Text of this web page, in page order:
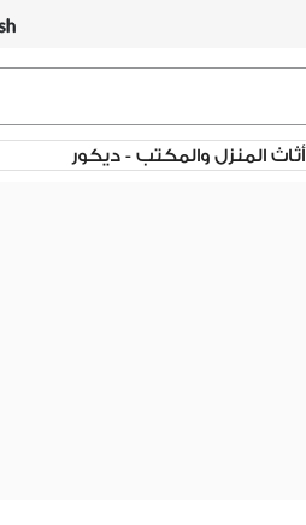
أثاث المنزل والمكتب - ديكور